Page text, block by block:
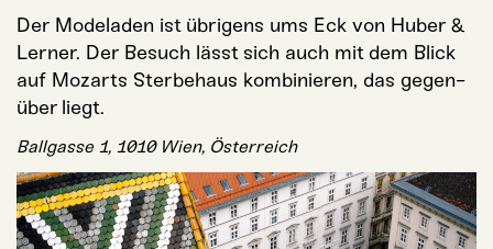
Der Mode­la­den ist übri­gens ums Eck von Huber &
Ler­ner. Der Besuch lässt sich auch mit dem Blick
auf Mozarts Ster­be­haus kom­bi­nie­ren, das gegen­
über liegt.
Ball­gas­se 1, 1010 Wien, Österreich